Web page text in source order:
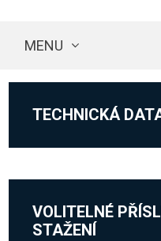
MENU
TECHNICKÁ
VOLITELNÉ
STAŽENÍ